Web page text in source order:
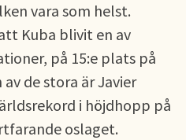
vara som helst.
Kuba blivit en av
på 15:e plats på
de stora är Javier
i höjdhopp på
oslaget.